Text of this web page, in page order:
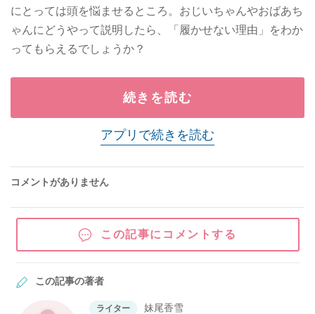
にとっては頭を悩ませるところ。おじいちゃんやおばあち
ゃんにどうやって説明したら、「履かせない理由」をわか
ってもらえるでしょうか？
続きを読む
アプリで続きを読む
コメントがありません
この記事にコメントする
この記事の著者
ライター 妹尾香雪